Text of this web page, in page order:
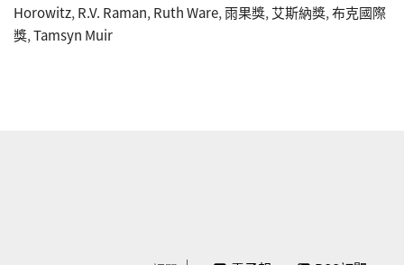
Horowitz, R.V. Raman, Ruth Ware,雨果獎, 艾斯納獎,布克國際
獎,Tamsyn Muir